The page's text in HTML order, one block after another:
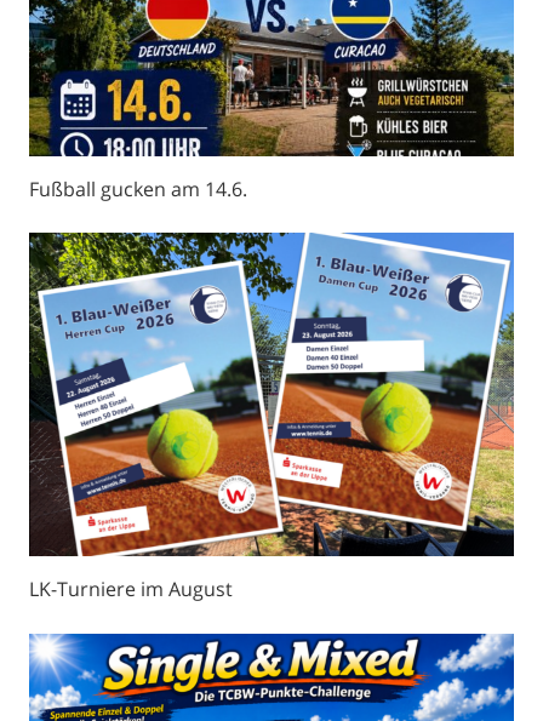
Fußball gucken am 14.6.
LK-Turniere im August